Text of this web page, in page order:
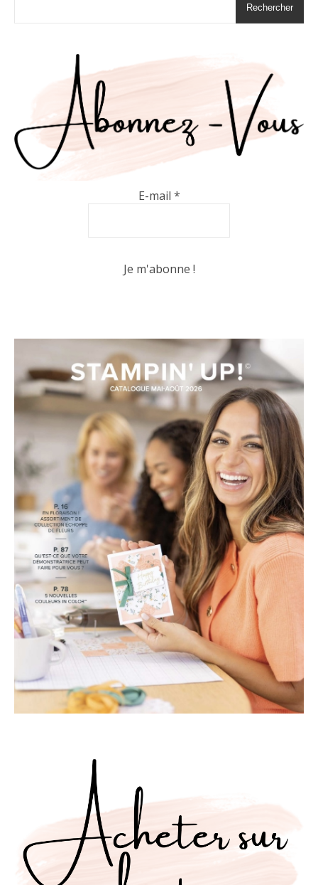
Rechercher
E-mail *